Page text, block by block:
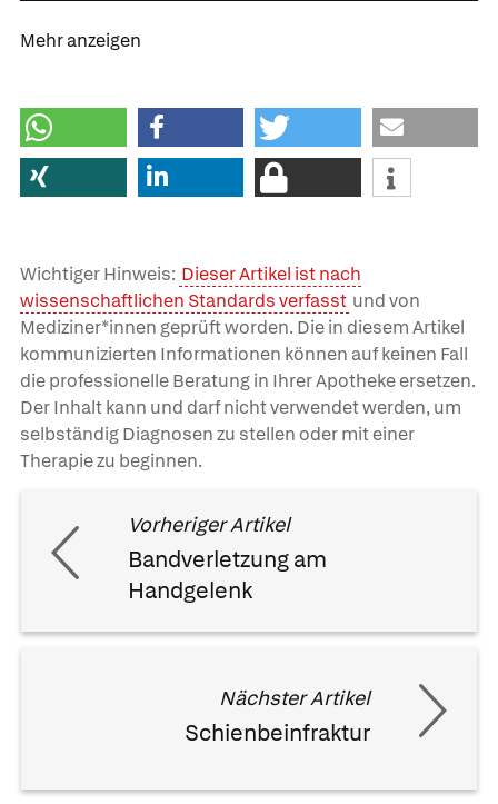
Mehr anzeigen
Wichtiger Hinweis: Dieser Artikel ist nach
wissenschaftlichen Standards verfasst und von
Mediziner*innen geprüft worden. Die in diesem Artikel
kommunizierten Informationen können auf keinen Fall
die professionelle Beratung in Ihrer Apotheke ersetzen.
Der Inhalt kann und darf nicht verwendet werden, um
selbständig Diagnosen zu stellen oder mit einer
Therapie zu beginnen.
Vorheriger Artikel
Bandverletzung am
Handgelenk
Nächster Artikel
Schienbeinfraktur